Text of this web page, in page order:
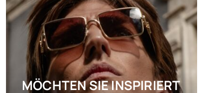
MÖCHTEN SIE INSPIRIERT